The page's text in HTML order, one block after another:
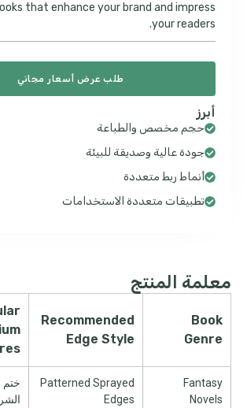
that enhance your brand and impress
your readers
.
طلب عرض أسعار مجاني
أبرز
حجم مخصص والطباعة
جودة عالية وصديقة للبيئة
أنماط ربط متعددة
تطبيقات متعددة الاستخدامات
معلمة المنتج
Book
Genre
Recommended
Edge Style
Fantasy
Novels
Patterned Sprayed
Edges
ختم